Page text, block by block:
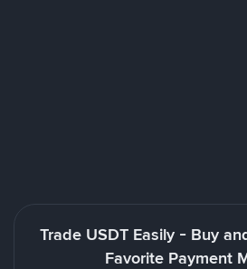
Trade USDT Easily - Buy
Favorite Payment